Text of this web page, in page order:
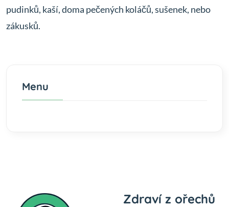
pudinků, kaší, doma pečených koláčů, sušenek, nebo
zákusků.
Menu
Zdraví z ořechů